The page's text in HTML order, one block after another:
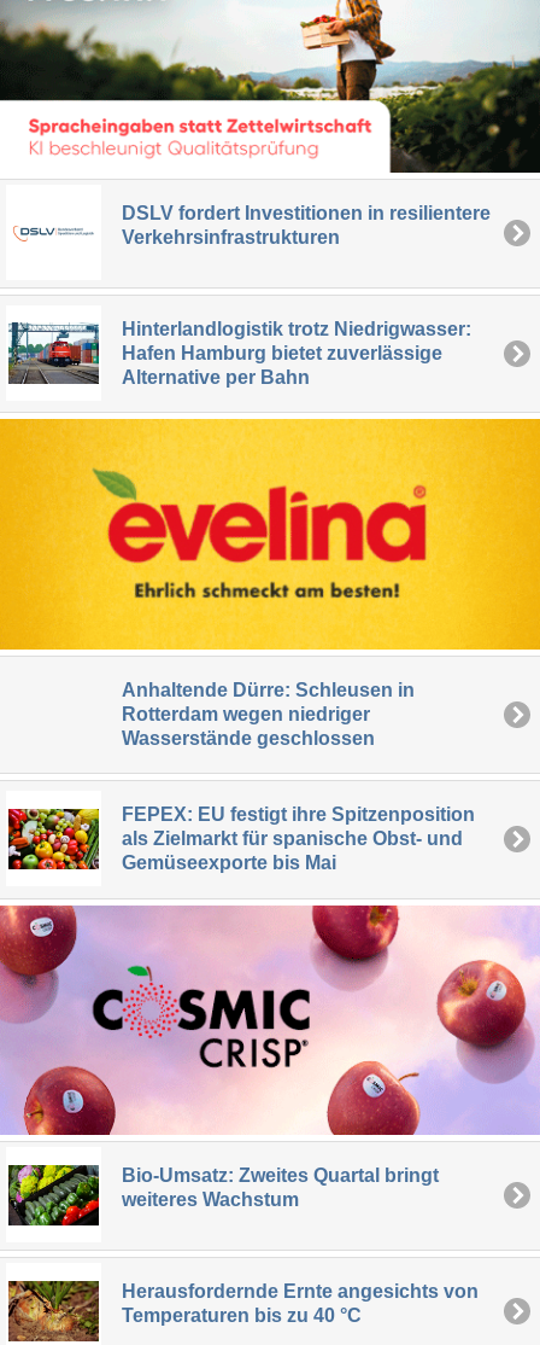
DSLV fordert Investitionen in resilientere
Verkehrsinfrastrukturen
Hinterlandlogistik trotz Niedrigwasser:
Hafen Hamburg bietet zuverlässige
Alternative per Bahn
Anhaltende Dürre: Schleusen in
Rotterdam wegen niedriger
Wasserstände geschlossen
FEPEX: EU festigt ihre Spitzenposition
als Zielmarkt für spanische Obst- und
Gemüseexporte bis Mai
Bio-Umsatz: Zweites Quartal bringt
weiteres Wachstum
Herausfordernde Ernte angesichts von
Temperaturen bis zu 40 °C